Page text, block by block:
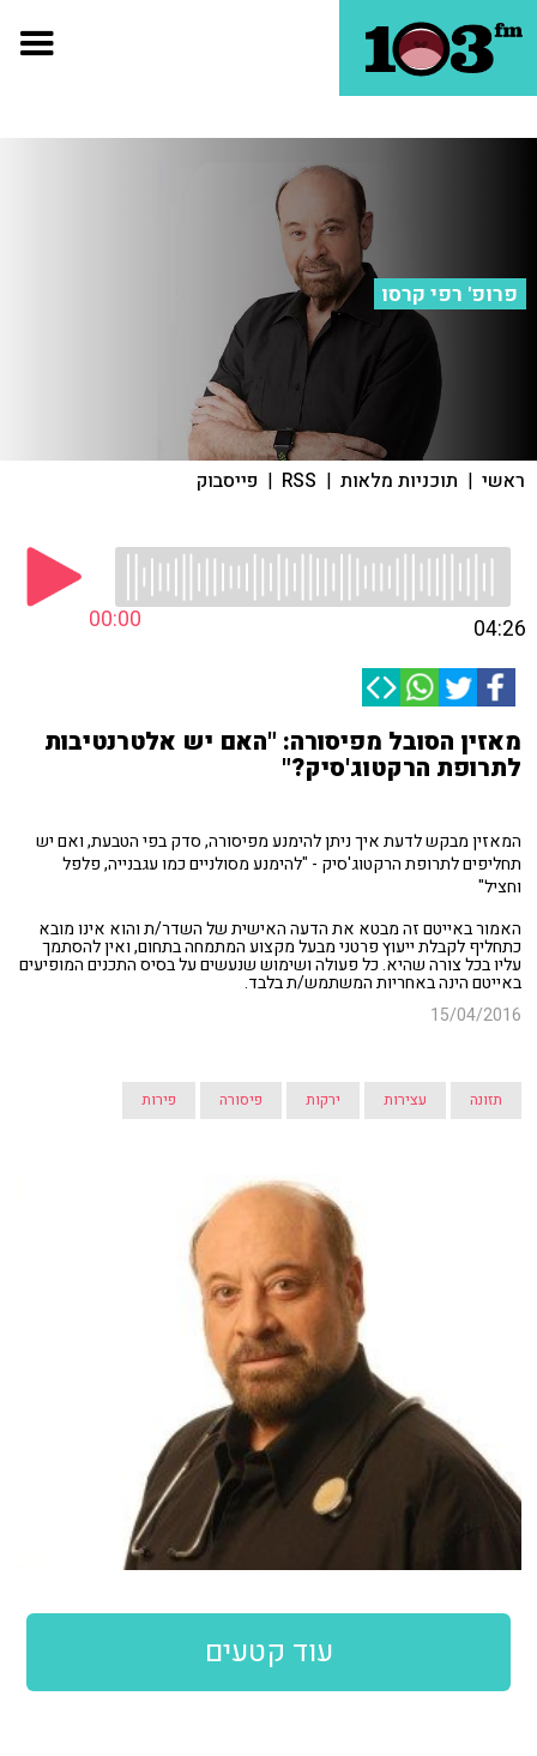
פרופ' רפי קרסו
ראשי | תוכניות מלאות |
RSS
| פייסבוק
00:00 04:26
מאזין הסובל מפיסורה: "האם יש אלטרנטיבות
לתרופת הרקטוג'סיק?"
המאזין מבקש לדעת איך ניתן להימנע מפיסורה, סדק בפי הטבעת, ואם יש
תחליפים לתרופת הרקטוג'סיק - "להימנע מסולניים כמו עגבנייה, פלפל
וחציל"
האמור באייטם זה מבטא את הדעה האישית של השדר/ת והוא אינו מובא
כתחליף לקבלת ייעוץ פרטני מבעל מקצוע המתמחה בתחום, ואין להסתמך
עליו בכל צורה שהיא. כל פעולה ושימוש שנעשים על בסיס התכנים המופיעים
באייטם הינה באחריות המשתמש/ת בלבד.
15/04/2016
תזונה עצירות ירקות פיסורה פירות
עוד קטעים